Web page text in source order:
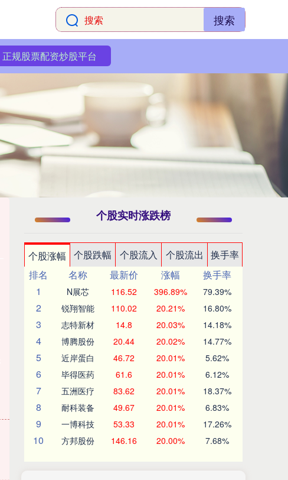
搜索
正规股票配资炒股平台
个股实时涨跌榜
个股涨幅 个股跌幅 个股流入 个股流出
换手率
排名
名称 最新价 涨幅
换手率
1
N展芯 116.52 396.89% 79.39%
2 锐翔智能 110.02 20.21% 16.80%
3 志特新材 14.8 20.03% 14.18%
4 博腾股份 20.44 20.02% 14.77%
5 近岸蛋白 46.72 20.01% 5.62%
6 毕得医药 61.6 20.01% 6.12%
7 五洲医疗 83.62 20.01% 18.37%
8 耐科装备 49.67 20.01% 6.83%
9 一博科技 53.33 20.01% 17.26%
10 方邦股份 146.16 20.00% 7.68%